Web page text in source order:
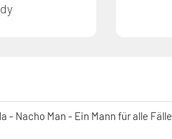
- Nacho Man - Ein Mann für alle Fälle